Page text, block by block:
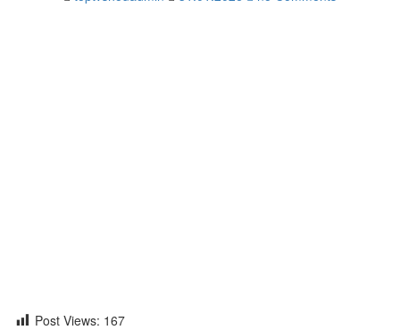
Post Views: 167